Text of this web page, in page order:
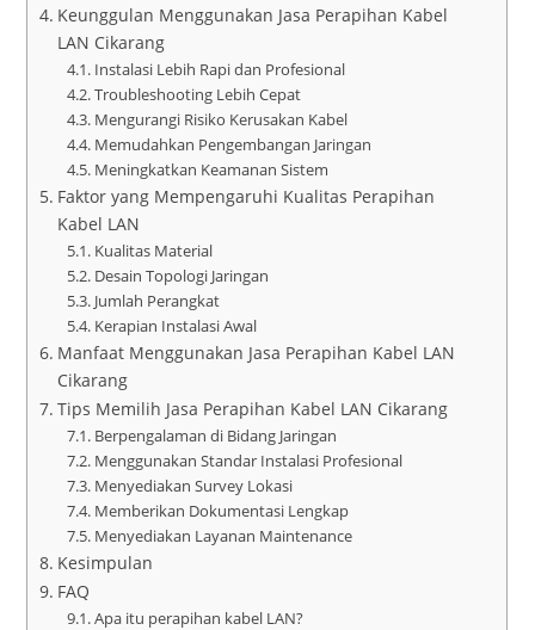
Keunggulan Menggunakan Jasa Perapihan Kabel
LAN Cikarang
Instalasi Lebih Rapi dan Profesional
Troubleshooting Lebih Cepat
Mengurangi Risiko Kerusakan Kabel
Memudahkan Pengembangan Jaringan
Meningkatkan Keamanan Sistem
Faktor yang Mempengaruhi Kualitas Perapihan
Kabel LAN
Kualitas Material
Desain Topologi Jaringan
Jumlah Perangkat
Kerapian Instalasi Awal
Manfaat Menggunakan Jasa Perapihan Kabel LAN
Cikarang
Tips Memilih Jasa Perapihan Kabel LAN Cikarang
Berpengalaman di Bidang Jaringan
Menggunakan Standar Instalasi Profesional
Menyediakan Survey Lokasi
Memberikan Dokumentasi Lengkap
Menyediakan Layanan Maintenance
Kesimpulan
FAQ
Apa itu perapihan kabel LAN?